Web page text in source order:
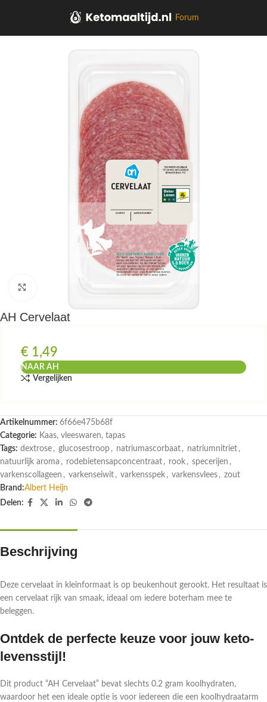
Forum
AH Cervelaat
€ 1,49
NAAR AH
Vergelijken
Artikelnummer: 6f66e475b68f
Categorie: Kaas, vleeswaren, tapas
Tags: dextrose , glucosestroop , natriumascorbaat , natriumnitriet ,
natuurlijk aroma , rodebietensapconcentraat , rook , specerijen ,
varkenscollageen , varkenseiwit , varkensspek , varkensvlees , zout
Brand:Albert Heijn
Delen:
Beschrijving
Deze cervelaat in kleinformaat is op beukenhout gerookt. Het resultaat is
een cervelaat rijk van smaak, ideaal om iedere boterham mee te
beleggen.
Ontdek de perfecte keuze voor jouw keto-
levensstijl!
Dit product “AH Cervelaat” bevat slechts 0.2 gram koolhydraten,
waardoor het een ideale optie is voor iedereen die een koolhydraatarm